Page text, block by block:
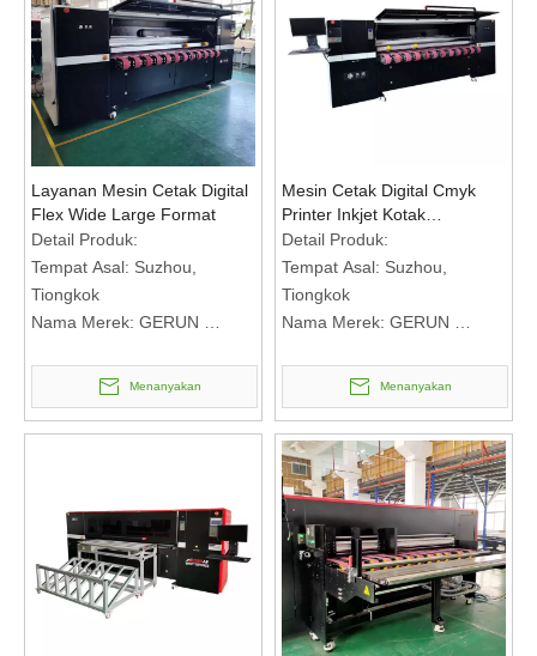
membicarakan
Syarat Pembayaran: T/T
membicarakan
Syarat Pembayaran: T/T
Layanan Mesin Cetak Digital
Flex Wide Large Format
Detail Produk:
Tempat Asal: Suzhou,
Tiongkok
Nama Merek: GERUN
Syarat Pembayaran &
Pengiriman:
Jumlah Pesanan Minimum:
membicarakan
Syarat Pembayaran: T/T
Menanyakan
Mesin Cetak Digital Cmyk
Printer Inkjet Kotak
Bergelombang
Pengumpanan 2500mm
Detail Produk:
Tempat Asal: Suzhou,
Tiongkok
Nama Merek: GERUN
Syarat Pembayaran &
Pengiriman:
Jumlah Pesanan Minimum:
1set
Harga: RMB Bertemu untuk
membicarakan
Syarat Pembayaran: T/T
Menanyakan